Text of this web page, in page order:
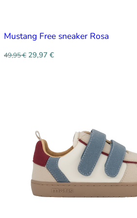
Mustang Free sneaker Rosa
49,95€ 29,97 €